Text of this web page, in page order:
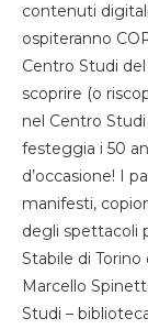
contenuti
ospiteranno
Centro Studi
scoprire (o
nel Centro
festeggia i 50
d’occasione! I
manifesti,
degli spettacoli
Stabile di
Marcello
Studi –